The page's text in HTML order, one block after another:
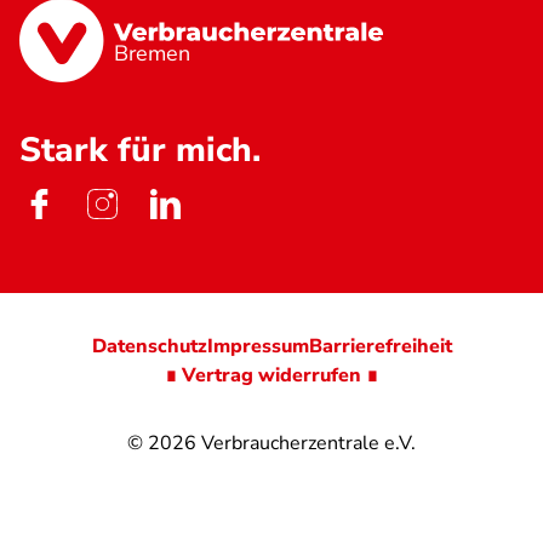
Bremen
Stark für mich.
© 2026 Verbraucherzentrale e.V.
DatenschutzImpressumBarrierefreiheit
∎ Vertrag widerrufen ∎